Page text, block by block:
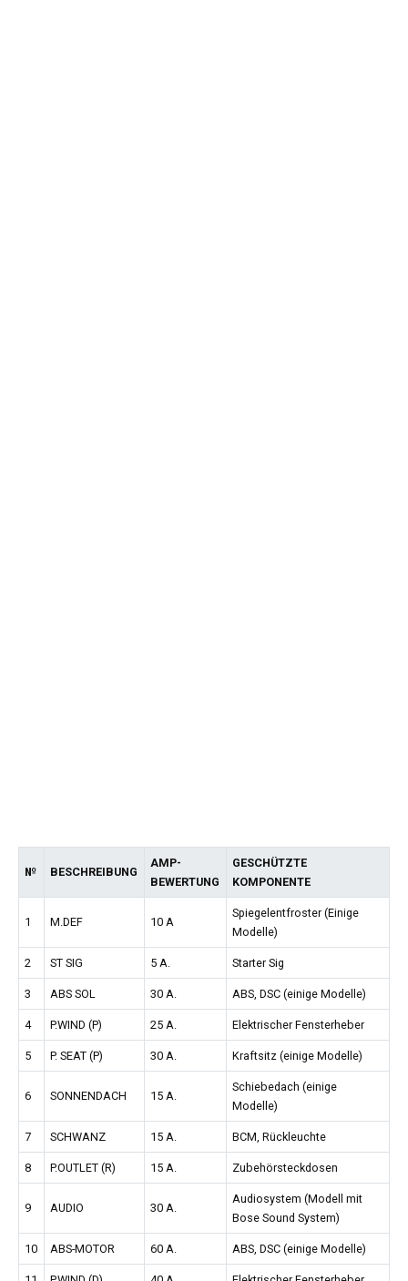
№ BESCHREIBUNG
AMP-
BEWERTUNG
GESCHÜTZTE
KOMPONENTE
1 M.DEF 10 A
Spiegelentfroster (Einige
Modelle)
2 ST SIG 5 A. Starter Sig
3 ABS SOL 30 A. ABS, DSC (einige Modelle)
4 P.WIND (P) 25 A. Elektrischer Fensterheber
5 P. SEAT (P) 30 A. Kraftsitz (einige Modelle)
6 SONNENDACH 15 A.
Schiebedach (einige
Modelle)
7 SCHWANZ 15 A. BCM, Rückleuchte
8 P.OUTLET (R) 15 A. Zubehörsteckdosen
9 AUDIO 30 A.
Audiosystem (Modell mit
Bose Sound System)
10 ABS-MOTOR 60 A. ABS, DSC (einige Modelle)